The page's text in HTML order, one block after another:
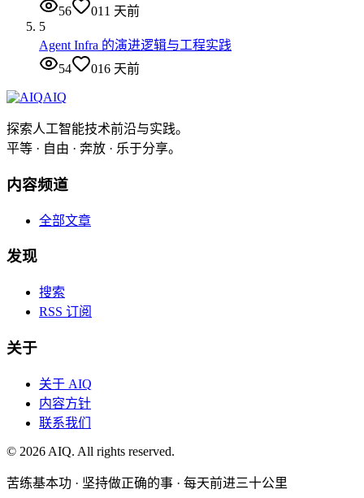
56
011 天前
5
Agent Infra 的演进逻辑与工程实践
54
016 天前
AIQ
探索人工智能技术前沿与实践。
平等 · 自由 · 奔放 · 乐于分享。
内容频道
全部文章
发现
搜索
RSS 订阅
关于
关于 AIQ
内容方针
联系我们
© 2026 AIQ. All rights reserved.
苦练基本功 · 坚持做正确的事 · 每天前进三十公里